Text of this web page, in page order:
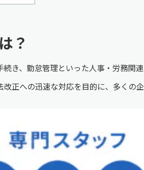
？
き、勤怠管理といった人事・労務関
正への迅速な対応を目的に、多く